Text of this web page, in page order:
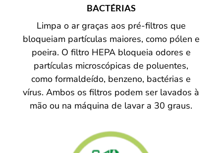
BACTÉRIAS
Limpa o ar graças aos pré-filtros que
bloqueiam partículas maiores, como pólen e
poeira. O filtro HEPA bloqueia odores e
partículas microscópicas de poluentes,
como formaldeído, benzeno, bactérias e
vírus. Ambos os filtros podem ser lavados à
mão ou na máquina de lavar a 30 graus.